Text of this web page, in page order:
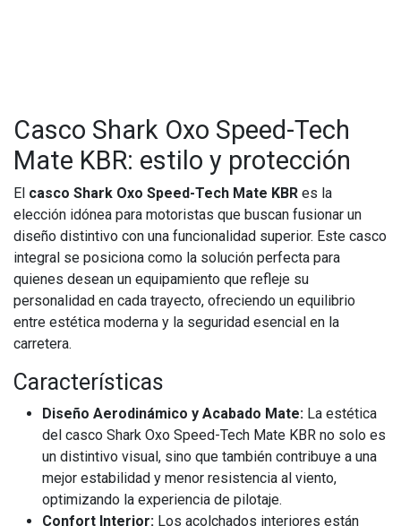
Casco Shark Oxo Speed-Tech
Mate KBR: estilo y protección
El casco Shark Oxo Speed-Tech Mate KBR es la
elección idónea para motoristas que buscan fusionar un
diseño distintivo con una funcionalidad superior. Este casco
integral se posiciona como la solución perfecta para
quienes desean un equipamiento que refleje su
personalidad en cada trayecto, ofreciendo un equilibrio
entre estética moderna y la seguridad esencial en la
carretera.
Características
Diseño Aerodinámico y Acabado Mate: La estética
del casco Shark Oxo Speed-Tech Mate KBR no solo es
un distintivo visual, sino que también contribuye a una
mejor estabilidad y menor resistencia al viento,
optimizando la experiencia de pilotaje.
Confort Interior: Los acolchados interiores están